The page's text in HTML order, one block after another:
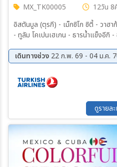
เฉพาะเดือน
ระห
MX_TK00005 12วัน 8
อิสตันบูล (ตุรกี) - เม็กซิโก ซิตี้ - วาฮา
- ทูลัม โคเปนเฮเกน - ธารน้ำแข็งอีกิ
ล่องเรือชมธารน้ำแข็งอีกิ (Hilight) -
ประวัติศาสตร์เซอเมอร์มิอูท - นูค (เมื
ปลาวาฬ - ล่องเรือ "Icefjord
“Qoornoq” - ชมย่านถนนสตรอยก์ มื้
เดินทางช่วง 22 ก.พ. 69 - 04 ม.ค.
30 ก.ย. 69 - 12 ต.ค. 69
28 ต.ค. 69 - 09 พ.ย. 69
ดูรายล